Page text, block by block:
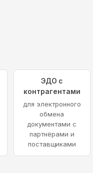
ЭДО с
контрагентами
для электронного
обмена
документами с
партнёрами и
поставщиками